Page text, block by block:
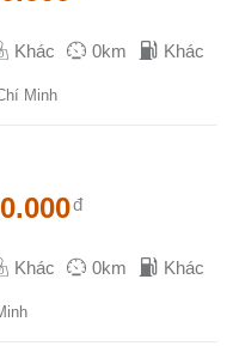
Khác 0km Khác
Minh
Khác 0km Khác
đ